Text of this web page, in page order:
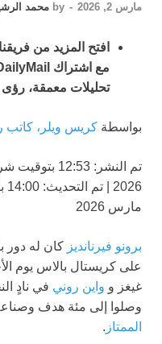
مارس 2, 2026 -
by محمد
افتح المزيد من
تحليلات معمقة، رؤى
بواسطة كريس ويلر،
تم النشر:
2026
تم التحديث:
مارس 2026
برونو فيرنانديز كان له دور
على كريستال بالاس يوم
غيغز و واين روني في نادٍ
وصلوا إلى مئة هدف
الممتاز .